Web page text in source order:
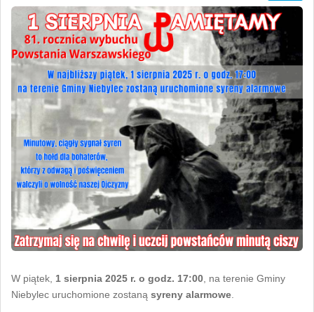
W piątek, 1 sierpnia 2025 r. o godz. 17:00 , na terenie Gminy
Niebylec uruchomione zostaną syreny alarmowe